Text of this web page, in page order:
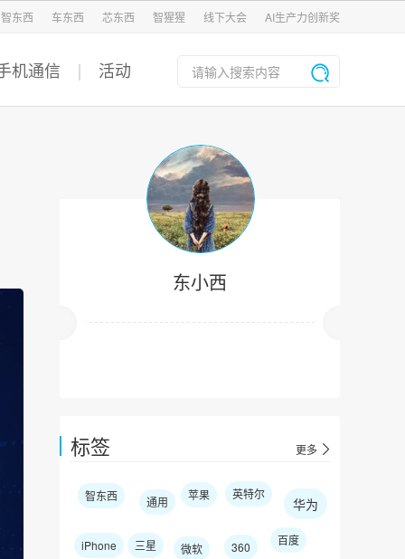
智东西 车东西 芯东西 智猩猩 线下大会 AI生产力创新奖
机通信 活动
东小西
标签 更多
智东西 通用 苹果 英特尔
华为
iPhone 三星 微软 360 百度